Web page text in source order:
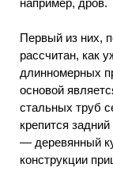
Первый из них,
рассчитан, как
длинномерных
основой
стальных труб
крепится
— деревянный
конструкции